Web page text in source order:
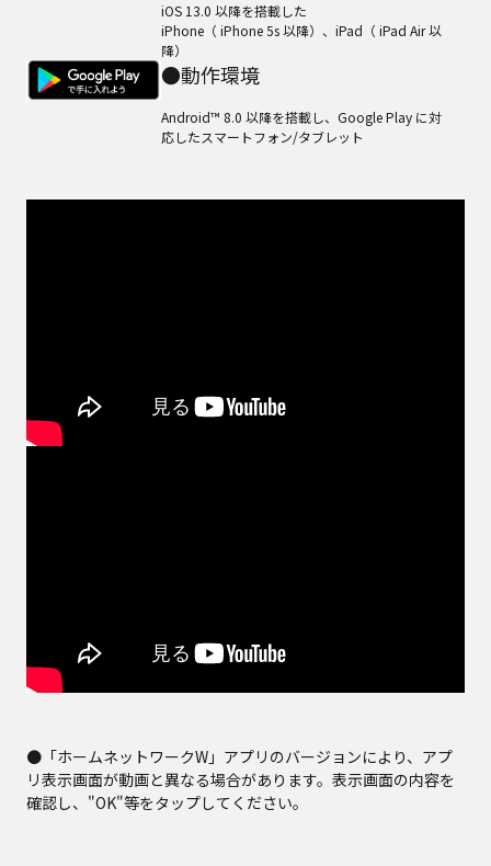
iOS 13.0 以降を搭載した
iPhone（ iPhone 5s 以降）、iPad（ iPad Air 以
降）
●動作環境
Android™ 8.0 以降を搭載し、Google Play に対
応したスマートフォン/タブレット
●「ホームネットワークW」アプリのバージョンにより、アプ
リ表示画面が動画と異なる場合があります。表示画面の内容を
確認し、"OK"等をタップしてください。